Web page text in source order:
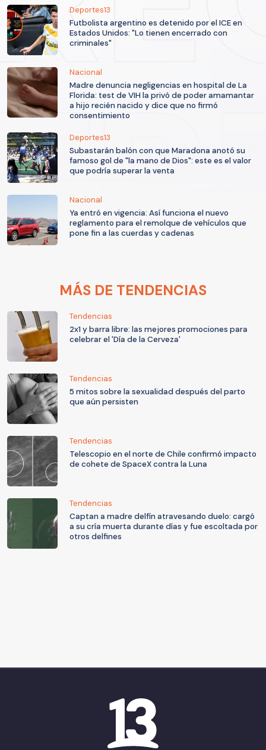
Deportes13
Futbolista argentino es detenido por el ICE en
Estados Unidos: "Lo tienen encerrado con
criminales"
Nacional
Madre denuncia negligencias en hospital de La
Florida: test de VIH la privó de poder amamantar
a hijo recién nacido y dice que no firmó
consentimiento
Deportes13
Subastarán balón con que Maradona anotó su
famoso gol de "la mano de Dios": este es el valor
que podría superar la venta
Nacional
Ya entró en vigencia: Así funciona el nuevo
reglamento para el remolque de vehículos que
pone fin a las cuerdas y cadenas
MÁS DE TENDENCIAS
Tendencias
2x1 y barra libre: las mejores promociones para
celebrar el 'Día de la Cerveza'
Tendencias
5 mitos sobre la sexualidad después del parto
que aún persisten
Tendencias
Telescopio en el norte de Chile confirmó impacto
de cohete de SpaceX contra la Luna
Tendencias
Captan a madre delfín atravesando duelo: cargó
a su cría muerta durante días y fue escoltada por
otros delfines